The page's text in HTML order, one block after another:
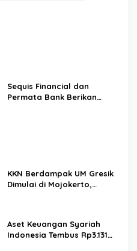
Sequis Financial dan
Permata Bank Berikan
KKN Berdampak UM Gresik
Dimulai di Mojokerto,
Aset Keuangan Syariah
Indonesia Tembus Rp3.131